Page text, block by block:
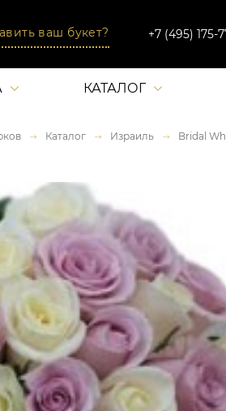
ваш букет? +7 (495) 175-
КАТАЛОГ
Каталог Израиль Bridal